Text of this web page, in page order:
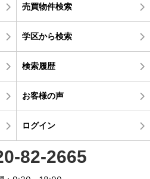
売買物件検索
学区から検索
検索履歴
お客様の声
ログイン
82-2665